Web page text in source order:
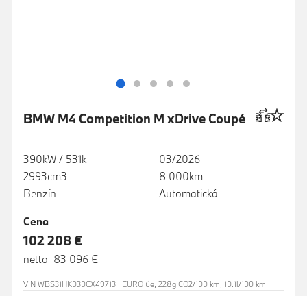
BMW M4 Competition M xDrive Coupé
390kW / 531k
2993cm3
Benzín
03/2026
8 000km
Automatická
Cena
102 208 €
netto 83 096 €
VIN WBS31HK030CX49713 | EURO 6e, 228g CO2/100 km, 10.1l/100 km